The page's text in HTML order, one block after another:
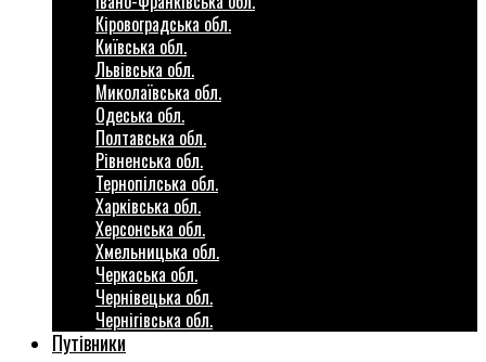
Кіровоградська обл.
Київська обл.
Львівська обл.
Миколаївська обл.
Одеська обл.
Полтавська обл.
Рівненська обл.
Тернопілська обл.
Харківська обл.
Херсонська обл.
Хмельницька обл.
Черкаська обл.
Чернівецька обл.
Чернігівська обл.
Путівники